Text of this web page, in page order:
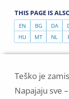
THIS PAGE IS
EN BG DA
HU
MT NL
Teško je
Napajaju sve